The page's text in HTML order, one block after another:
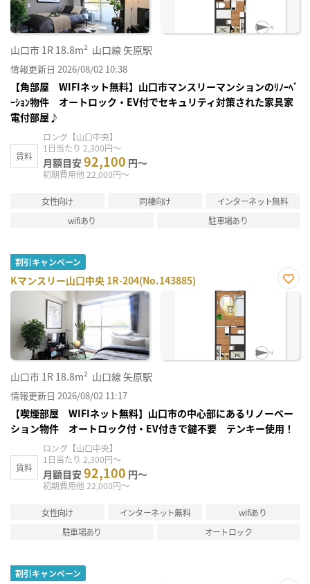
山口市 1R 18.8m² 山口線 矢原駅
情報更新日 2026/08/02 10:38
【角部屋 WIFIネット無料】山口市マンスリーマンションのﾘﾉｰﾍﾞ
ｰｼｮﾝ物件 オートロック・EV付でセキュリティ対策された家具家
電付部屋♪
賃料
ロング【山口中央】
1日当たり 2,300円～
月額目安92,100 円～
初期費用他 22,000円～
女性向け 同棲向け
インターネット無料
wifiあり
駐車場あり
割引キャンペーン
Kマンスリー山口中央 1R-204(No.143885)
お気
山口市 1R 18.8m² 山口線 矢原駅
情報更新日 2026/08/02 11:17
【喫煙部屋 WIFIネット無料】山口市の中心部にあるリノーベー
ション物件 オートロック付・EV付きで鍵不要 テンキー使用！
賃料
ロング【山口中央】
1日当たり 2,300円～
月額目安92,100 円～
初期費用他 22,000円～
女性向け インターネット無料
wifiあり
駐車場あり
オートロック
割引キャンペーン